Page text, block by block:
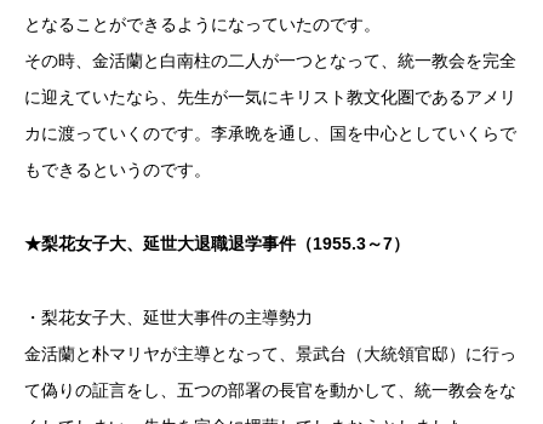
となることができるようになっていたのです。
その時、金活蘭と白南柱の二人が一つとなって、統一教会を完全
に迎えていたなら、先生が一気にキリスト教文化圏であるアメリ
カに渡っていくのです。李承晩を通し、国を中心としていくらで
もできるというのです。
★梨花女子大、延世大退職退学事件（1955.3～7）
・梨花女子大、延世大事件の主導勢力
金活蘭と朴マリヤが主導となって、景武台（大統領官邸）に行っ
て偽りの証言をし、五つの部署の長官を動かして、統一教会をな